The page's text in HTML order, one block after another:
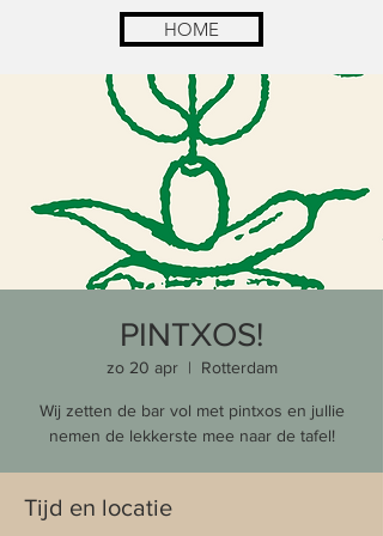
HOME
PINTXOS!
zo 20 apr
  |
Rotterdam
Wij zetten de bar vol met pintxos en jullie
nemen de lekkerste mee naar de tafel!
Tijd en locatie